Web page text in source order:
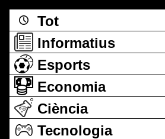
Tot
Informatius
Esports
Economia
Ciència
Tecnologia